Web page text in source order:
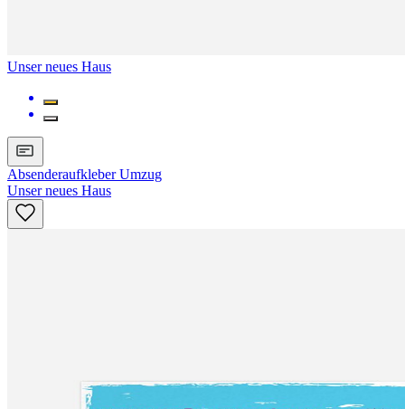
Unser neues Haus
Absenderaufkleber Umzug
Unser neues Haus